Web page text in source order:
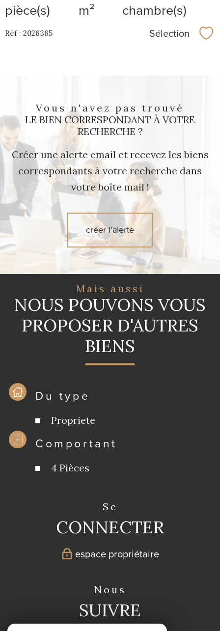
pièce(s) m² chambre(s)
Réf : 2026365 Sélection
Vous n'avez pas trouvé
LE BIEN CORRESPONDANT À VOTRE
RECHERCHE ?
Créer une alerte email et recevez les biens
correspondants à votre recherche dans
votre boîte mail !
créer l'alerte
Mais aussi
NOUS POUVONS VOUS
PROPOSER D'AUTRES
BIENS
Du type
Propriete
Comportant
4 Pièces
se
CONNECTER
espace propriétaire
nous
SUIVRE